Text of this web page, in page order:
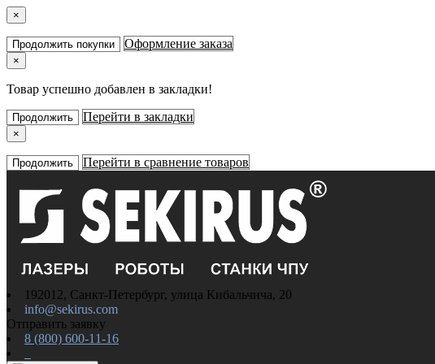
×
Продолжить покупки Оформление заказа
×
Товар успешно добавлен в закладки!
Продолжить Перейти в закладки
×
Продолжить Перейти в сравнение товаров
192012, Санкт-Петербург, улица Кибальчича, 20
info@sekirus.com
Отправить заявку
8 (800) 600-11-16